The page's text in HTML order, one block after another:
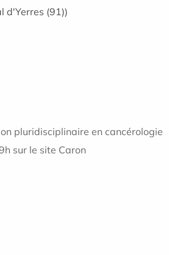
d'Yerres (91))
pluridisciplinaire en cancérologie
sur le site Caron